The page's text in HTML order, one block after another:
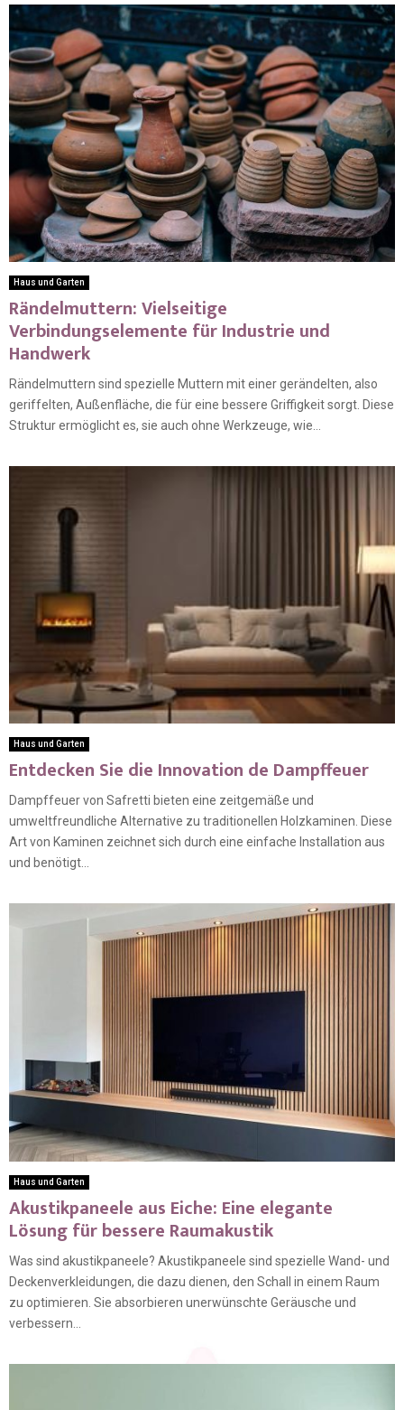
Haus und Garten
Rändelmuttern: Vielseitige
Verbindungselemente für Industrie und
Handwerk
Rändelmuttern sind spezielle Muttern mit einer gerändelten, also
geriffelten, Außenfläche, die für eine bessere Griffigkeit sorgt. Diese
Struktur ermöglicht es, sie auch ohne Werkzeuge, wie...
Haus und Garten
Entdecken Sie die Innovation de Dampffeuer
Dampffeuer von Safretti bieten eine zeitgemäße und
umweltfreundliche Alternative zu traditionellen Holzkaminen. Diese
Art von Kaminen zeichnet sich durch eine einfache Installation aus
und benötigt...
Haus und Garten
Akustikpaneele aus Eiche: Eine elegante
Lösung für bessere Raumakustik
Was sind akustikpaneele? Akustikpaneele sind spezielle Wand- und
Deckenverkleidungen, die dazu dienen, den Schall in einem Raum
zu optimieren. Sie absorbieren unerwünschte Geräusche und
verbessern...